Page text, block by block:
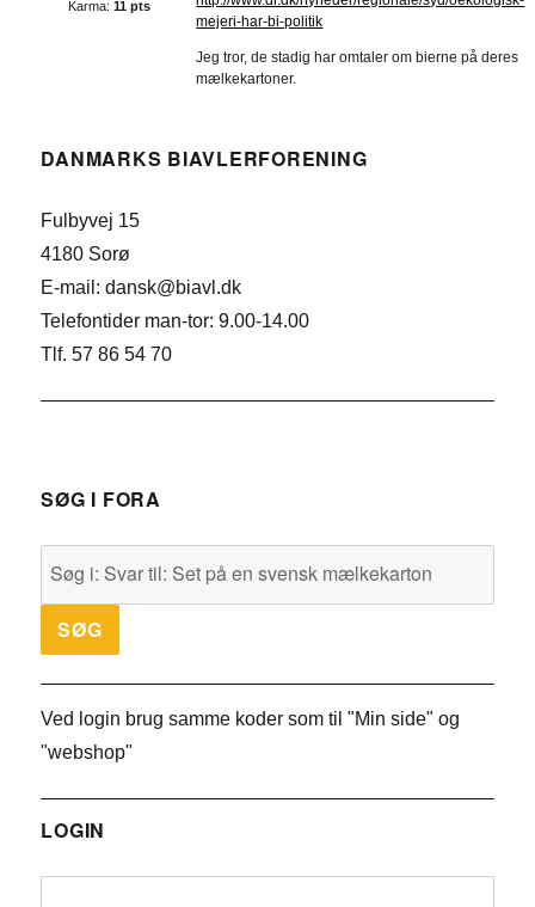
Karma: 11 pts
mejeri-har-bi-politik
Jeg tror, de stadig har omtaler om bierne på deres
mælkekartoner.
DANMARKS BIAVLERFORENING
Fulbyvej 15
4180 Sorø
E-mail: dansk@biavl.dk
Telefontider man-tor: 9.00-14.00
Tlf. 57 86 54 70
SØG I FORA
Ved login brug samme koder som til "Min side" og
"webshop"
LOGIN